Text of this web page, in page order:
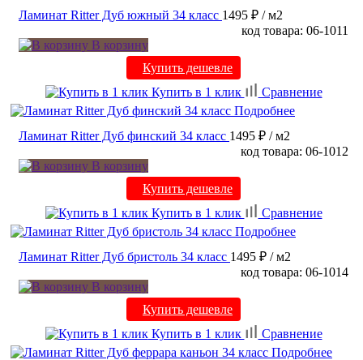
Ламинат Ritter Дуб южный 34 класс 1495 ₽ / м2
код товара: 06-1011
В корзину
Купить дешевле
Купить в 1 клик
Сравнение
Подробнее
Ламинат Ritter Дуб финский 34 класс 1495 ₽ / м2
код товара: 06-1012
В корзину
Купить дешевле
Купить в 1 клик
Сравнение
Подробнее
Ламинат Ritter Дуб бристоль 34 класс 1495 ₽ / м2
код товара: 06-1014
В корзину
Купить дешевле
Купить в 1 клик
Сравнение
Подробнее